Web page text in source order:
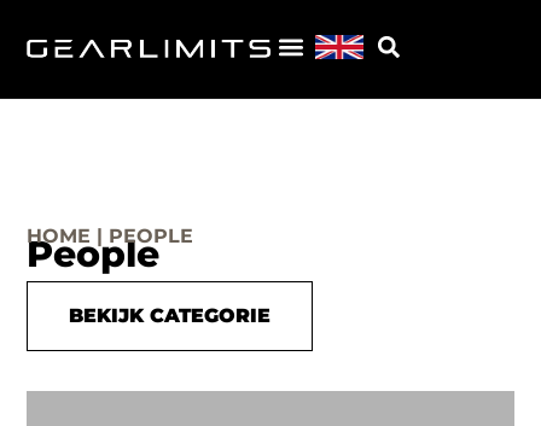
HOME | PEOPLE
People
BEKIJK CATEGORIE